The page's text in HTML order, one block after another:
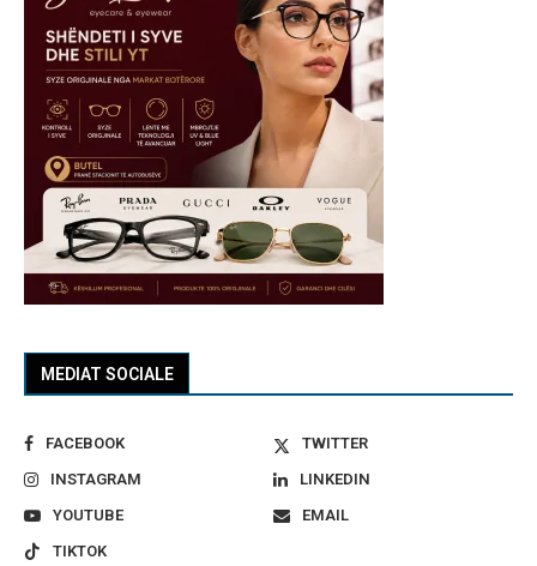
MEDIAT SOCIALE
FACEBOOK
TWITTER
INSTAGRAM
LINKEDIN
YOUTUBE
EMAIL
TIKTOK